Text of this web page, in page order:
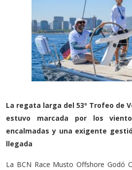
La regata larga del 53º Trofeo de
estuvo marcada por los
encalmadas y una exigente
llegada
La BCN Race Musto Offshore Godó